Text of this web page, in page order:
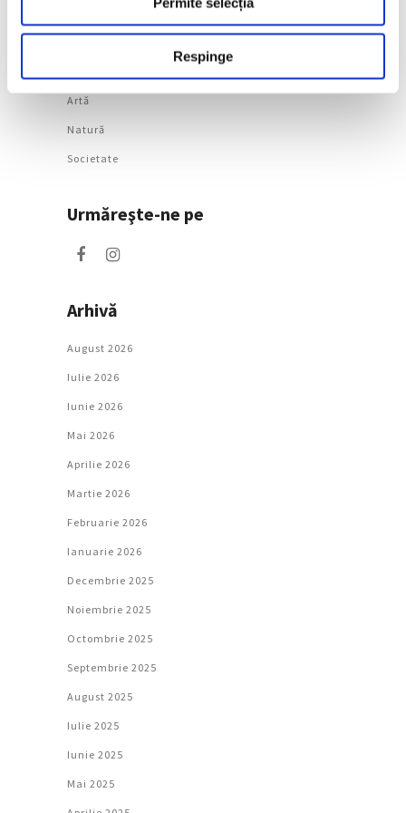
Respinge
Artǎ
Natură
Societate
Urmăreşte-ne pe
Arhivă
August 2026
Iulie 2026
Iunie 2026
Mai 2026
Aprilie 2026
Martie 2026
Februarie 2026
Ianuarie 2026
Decembrie 2025
Noiembrie 2025
Octombrie 2025
Septembrie 2025
August 2025
Iulie 2025
Iunie 2025
Mai 2025